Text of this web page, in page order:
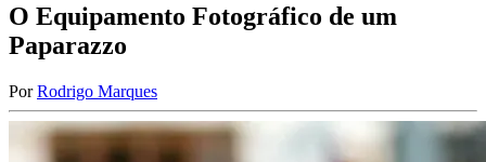
O Equipamento Fotográfico de um
Paparazzo
Por Rodrigo Marques